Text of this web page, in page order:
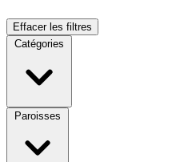
Effacer les filtres
Catégories
Paroisses